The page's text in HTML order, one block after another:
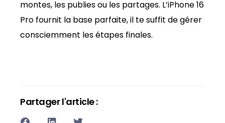
montes, les publies ou les partages. L’iPhone 16
Pro fournit la base parfaite, il te suffit de gérer
consciemment les étapes finales.
Partager l'article :